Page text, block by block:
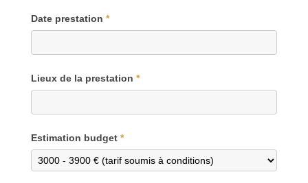
Date prestation *
Lieux de la prestation *
Estimation budget *